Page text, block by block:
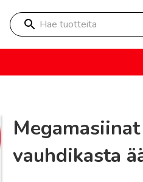
Hae tuotteita
vauhdikasta